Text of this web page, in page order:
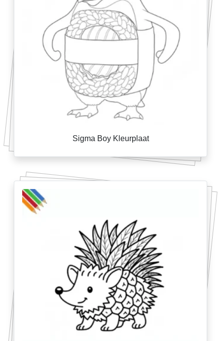
Sigma Boy Kleurplaat